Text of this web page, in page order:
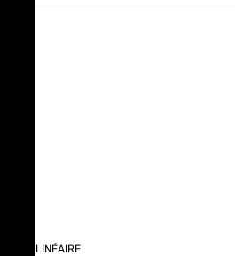
LINÉAIRE